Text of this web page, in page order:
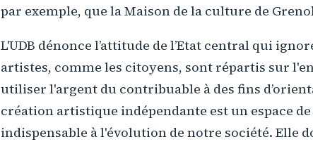
par exemple, que la Maison de la culture de
L'UDB dénonce l’attitude de l’Etat central qui
artistes, comme les citoyens, sont répartis sur
utiliser l'argent du contribuable à des fins
création artistique indépendante est un espace
indispensable à l'évolution de notre société. Elle